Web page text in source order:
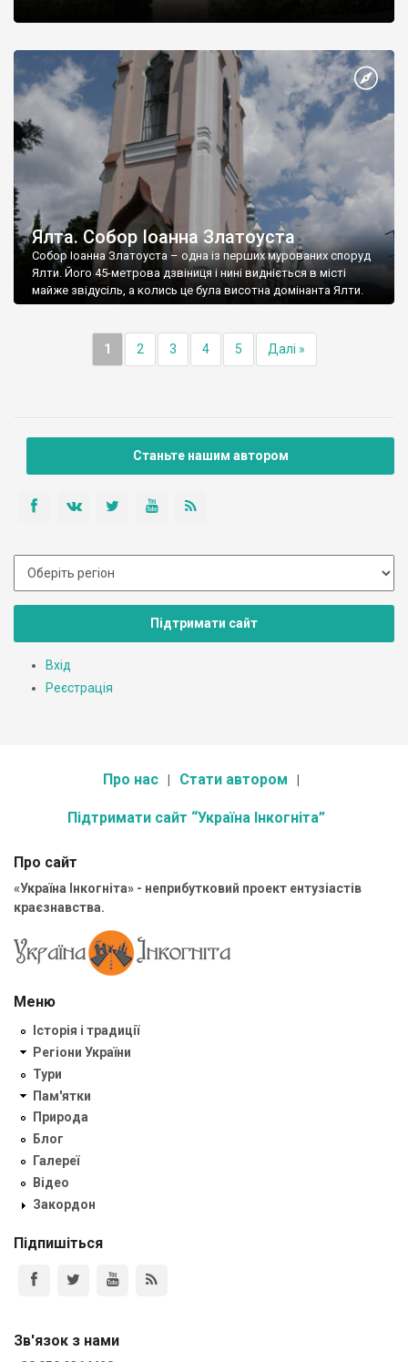
Ялта. Собор Іоанна Златоуста
Собор Іоанна Златоуста – одна із перших мурованих споруд
Ялти. Його 45-метрова дзвіниця і нині видніється в місті
майже звідусіль, а колись це була висотна домінанта Ялти.
1 2 3 4 5 Далі »
Станьте нашим автором
Підтримати сайт
Вхід
Реєстрація
Про нас Стати автором
Підтримати сайт “Україна Інкогніта”
Про сайт
«Україна Інкогніта» - неприбутковий проект ентузіастів
краєзнавства.
Меню
Історія і традиції
Регіони України
Тури
Пам'ятки
Природа
Блог
Галереї
Відео
Закордон
Підпишіться
Зв'язок з нами